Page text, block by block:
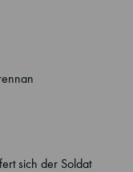
sich der Soldat